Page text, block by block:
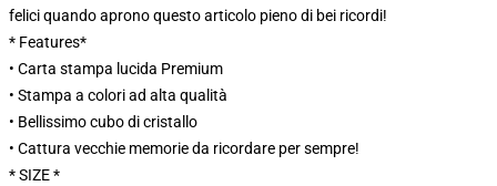
felici quando aprono questo articolo pieno di bei ricordi!
* Features*
• Carta stampa lucida Premium
• Stampa a colori ad alta qualità
• Bellissimo cubo di cristallo
• Cattura vecchie memorie da ricordare per sempre!
* SIZE *